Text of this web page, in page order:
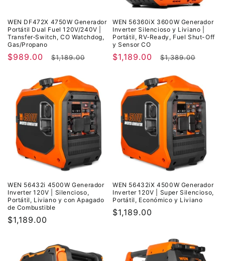
WEN DF472X 4750W Generador
Portátil Dual Fuel 120V/240V |
Transfer‑Switch, CO Watchdog,
Gas/Propano
Precio
$989.00
Precio
$1,189.00
WEN 56360iX 3600W Generador
Inverter Silencioso y Liviano |
Portátil, RV‑Ready, Fuel Shut-Off
y Sensor CO
Precio
$1,189.00
Precio
$1,389.00
WEN 56432i 4500W Generador
Inverter 120V | Silencioso,
Portátil, Liviano y con Apagado
de Combustible
Precio
$1,189.00
WEN 56432iX 4500W Generador
Inverter 120V | Super Silencioso,
Portátil, Económico y Liviano
Precio
$1,189.00